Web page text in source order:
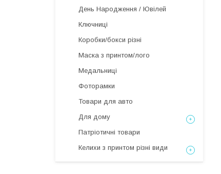
День Народження / Ювілей
Ключниці
Коробки/бокси різні
Маска з принтом/лого
Медальниці
Фоторамки
Товари для авто
Для дому
Патріотичні товари
Келихи з принтом різні види